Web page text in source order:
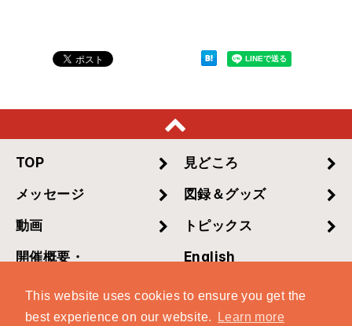
This website uses cookies to ensure you get the
best experience on our website.
Learn more
TOP
見どころ
メッセージ
図録＆グッズ
動画
トピックス
開催概要・
English